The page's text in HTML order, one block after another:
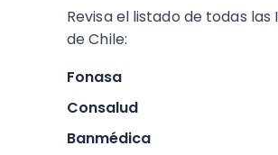
Revisa el listado de todas las
de Chile:
Fonasa
Consalud
Banmédica